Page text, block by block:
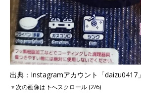
出典：Instagramアカウント「daizu0417」
▼次の画像は下へスクロール (2/6)